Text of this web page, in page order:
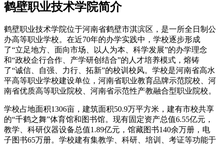
鹤壁职业技术学院简介
鹤壁职业技术学院位于河南省鹤壁市淇滨区，是一所全日制公
办高等职业学校。在近70年的办学实践中，学校逐步形成
了“立足地方、面向市场、以人为本、科学发展”的办学理念
和“政校企行合作、产学研创结合”的人才培养模式，熔铸
了“诚信、自强、力行、拓新”的校训校风。学校是河南省高水
平高等职业学校建设单位，河南省职业教育品牌示范院校、河
南省优质高等职业院校、河南省示范性产教融合型职业院校。
学校占地面积1306亩，建筑面积50.9万平方米，建有市校共享
的“千鹤之舞”体育馆和图书馆。现有固定资产总值6.55亿元，
教学、科研仪器设备总值1.89亿元，馆藏图书140余万册，电
子图书65万册。学校建有集教学、科研、培训、考证等功能于